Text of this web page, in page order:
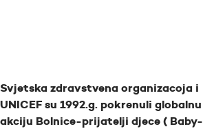
Svjetska zdravstvena organizacoja i
UNICEF su 1992.g. pokrenuli globalnu
akciju Bolnice-prijatelji djece ( Baby-